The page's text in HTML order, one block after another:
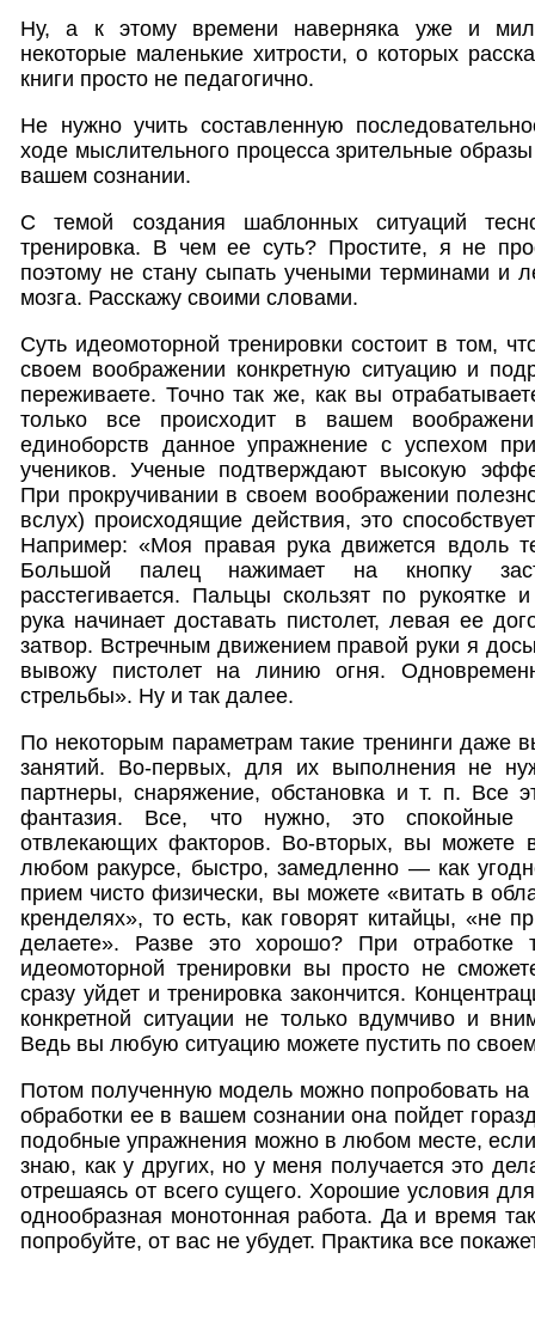
Ну, а к этому времени наверняка уже и
некоторые маленькие хитрости, о которых
книги просто не педагогично.
Не нужно учить составленную
ходе мыслительного процесса зрительные
вашем сознании.
С темой создания шаблонных ситуаций
тренировка. В чем ее суть? Простите, я не
поэтому не стану сыпать учеными терминами и
мозга. Расскажу своими словами.
Суть идеомоторной тренировки состоит в том,
своем воображении конкретную ситуацию и
переживаете. Точно так же, как вы
только все происходит в вашем
единоборств данное упражнение с успехом
учеников. Ученые подтверждают высокую
При прокручивании в своем воображении
вслух) происходящие действия, это
Например: «Моя правая рука движется вдоль
Большой палец нажимает на кнопку
расстегивается. Пальцы скользят по рукоятке
рука начинает доставать пистолет, левая ее
затвор. Встречным движением правой руки я
вывожу пистолет на линию огня.
стрельбы». Ну и так далее.
По некоторым параметрам такие тренинги даже
занятий. Во-первых, для их выполнения не
партнеры, снаряжение, обстановка и т. п. Все
фантазия. Все, что нужно, это спокойные
отвлекающих факторов. Во-вторых, вы можете
любом ракурсе, быстро, замедленно — как
прием чисто физически, вы можете «витать в
кренделях», то есть, как говорят китайцы, «не
делаете». Разве это хорошо? При отработке
идеомоторной тренировки вы просто не
сразу уйдет и тренировка закончится.
конкретной ситуации не только вдумчиво и
Ведь вы любую ситуацию можете пустить по
Потом полученную модель можно попробовать на
обработки ее в вашем сознании она пойдет
подобные упражнения можно в любом месте,
знаю, как у других, но у меня получается это
отрешаясь от всего сущего. Хорошие условия для
однообразная монотонная работа. Да и время
попробуйте, от вас не убудет. Практика все